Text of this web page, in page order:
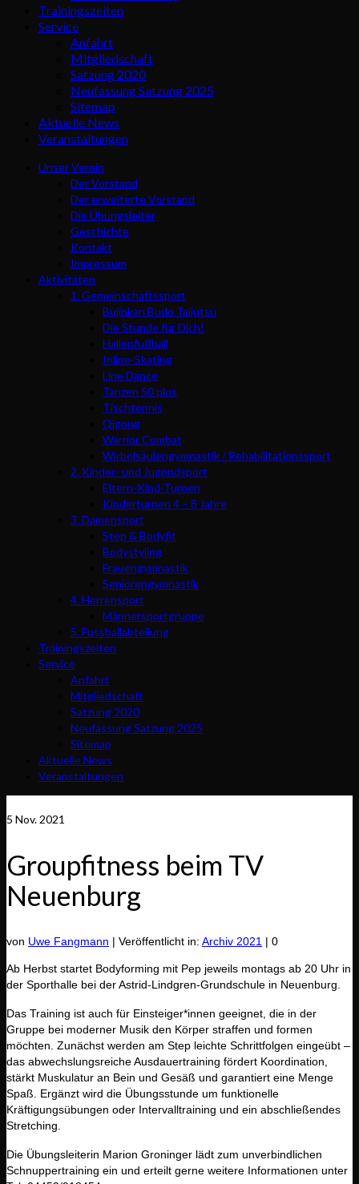
Trainingszeiten
Service
Anfahrt
Mitgliedschaft
Satzung 2020
Neufassung Satzung 2025
Sitemap
Aktuelle News
Veranstaltungen
Unser Verein
Der Vorstand
Der erweiterte Vorstand
Die Übungsleiter
Geschichte
Kontakt
Impressum
Aktivitäten
1. Gemeinschaftssport
Bujinkan Budo Taijutsu
Die Stunde für Dich!
Hallenfußball
Inline-Skating
Line Dance
Tanzen 50 plus
Tischtennis
Qigong
Warrior Combat
Wirbelsäulengymnastik / Rehabilitationssport
2. Kinder- und Jugendsport
Eltern-Kind-Turnen
Kinderturnen 4 – 8 Jahre
3. Damensport
Step & Bodyfit
Bodystyling
Frauengymnastik
Seniorengymnastik
4. Herrensport
Männersportgruppe
5. Fussballabteilung
Trainingszeiten
Service
Anfahrt
Mitgliedschaft
Satzung 2020
Neufassung Satzung 2025
Sitemap
Aktuelle News
Veranstaltungen
5 Nov. 2021
Groupfitness beim TV
Neuenburg
von Uwe Fangmann | Veröffentlicht in: Archiv 2021 | 0
Ab Herbst startet Bodyforming mit Pep jeweils montags ab 20 Uhr in
der Sporthalle bei der Astrid-Lindgren-Grundschule in Neuenburg.
Das Training ist auch für Einsteiger*innen geeignet, die in der
Gruppe bei moderner Musik den Körper straffen und formen
möchten. Zunächst werden am Step leichte Schrittfolgen eingeübt –
das abwechslungsreiche Ausdauertraining fördert Koordination,
stärkt Muskulatur an Bein und Gesäß und garantiert eine Menge
Spaß. Ergänzt wird die Übungsstunde um funktionelle
Kräftigungsübungen oder Intervalltraining und ein abschließendes
Stretching.
Die Übungsleiterin Marion Groninger lädt zum unverbindlichen
Schnuppertraining ein und erteilt gerne weitere Informationen unter